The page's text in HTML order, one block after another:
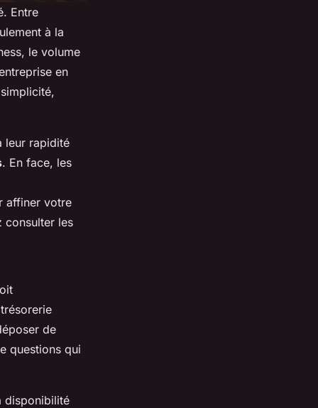
Entre
à la
le volume
en
leur rapidité
. En face, les
affiner votre
consulter les
de
questions qui
disponibilité